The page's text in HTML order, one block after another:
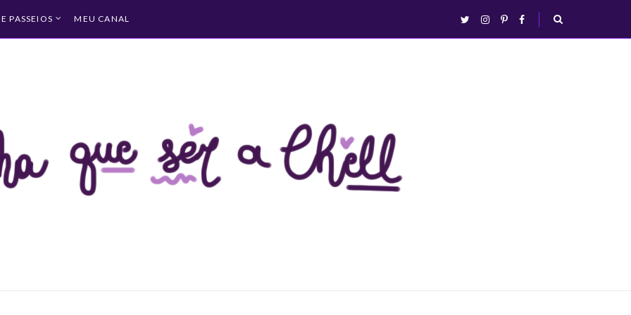
PASSEIOS MEU CANAL twitterinstagram
pinterestfacebook
busca